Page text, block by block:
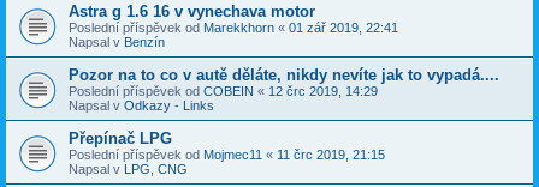
Astra g 1.6 16 v vynechava motor
Poslední příspěvek od Marekkhorn « 01 zář 2019, 22:41
Napsal v Benzín
Pozor na to co v autě děláte, nikdy nevíte jak to vypadá....
Poslední příspěvek od COBEIN « 12 črc 2019, 14:29
Napsal v Odkazy - Links
Přepínač LPG
Poslední příspěvek od Mojmec11 « 11 črc 2019, 21:15
Napsal v LPG, CNG